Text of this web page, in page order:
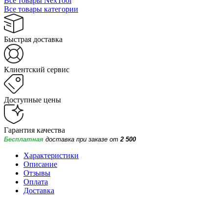
Все товары категории
Быстрая доставка
Клиентский сервис
Доступные цены
Гарантия качества
Бесплатная доставка при заказе от 2 500
Характеристики
Описание
Отзывы
Оплата
Доставка